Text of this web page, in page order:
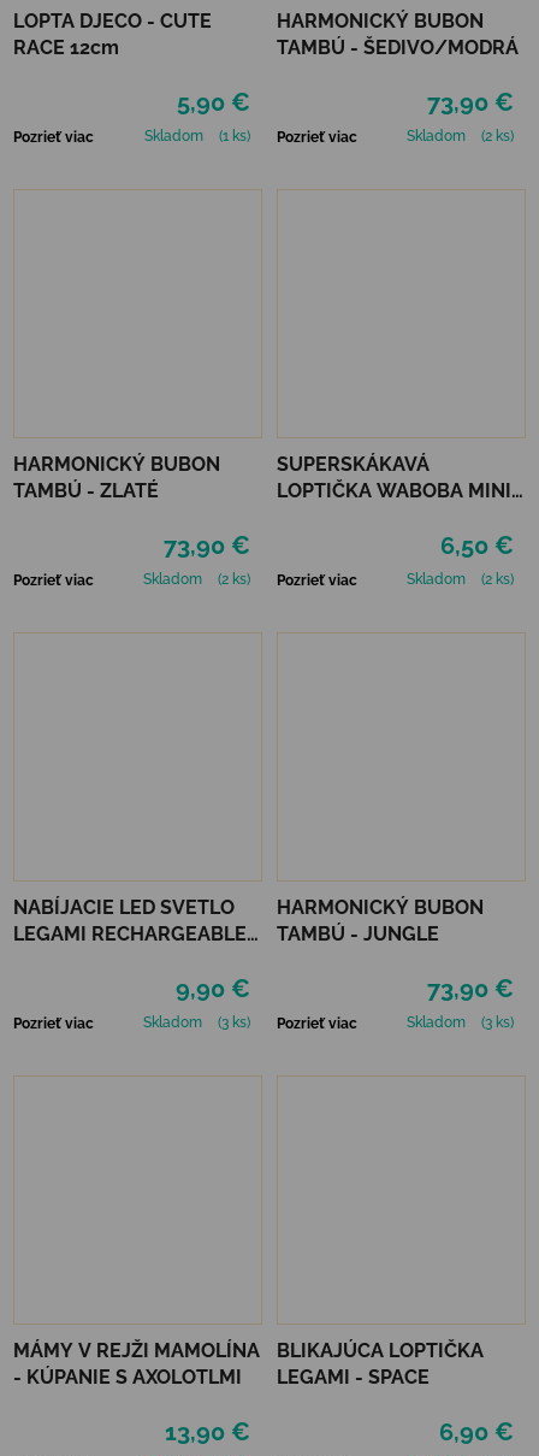
LOPTA DJECO - CUTE
RACE 12cm
5,90 €
Pozrieť viac Skladom (1 ks)
HARMONICKÝ BUBON
TAMBÚ - ŠEDIVO/MODRÁ
73,90 €
Pozrieť viac Skladom (2 ks)
HARMONICKÝ BUBON
TAMBÚ - ZLATÉ
73,90 €
Pozrieť viac Skladom (2 ks)
SUPERSKÁKAVÁ
LOPTIČKA WABOBA MINI
6,50 €
Pozrieť viac Skladom (2 ks)
NABÍJACIE LED SVETLO
LEGAMI RECHARGEABLE
9,90 €
Pozrieť viac Skladom (3 ks)
HARMONICKÝ BUBON
TAMBÚ - JUNGLE
73,90 €
Pozrieť viac Skladom (3 ks)
MÁMY V REJŽI MAMOLÍNA
- KÚPANIE S AXOLOTLMI
13,90 €
BLIKAJÚCA LOPTIČKA
LEGAMI - SPACE
6,90 €